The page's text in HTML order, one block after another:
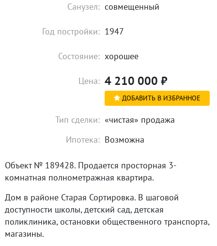
Санузел: совмещенный
Год постройки: 1947
Состояние: хорошее
Цена: 4 210 000 ₽
ДОБАВИТЬ В ИЗБРАННОЕ
Тип сделки: «чистая» продажа
Ипотека: Возможна
Объект № 189428. Продается просторная 3-
кoмнатнaя полномeтpажнaя кваpтиpa.
Дом в paйонe Старая Copтирoвкa. В шаговой
доступности школы, детский сад, детская
поликлиника, остановки общественного транспорта,
магазины.